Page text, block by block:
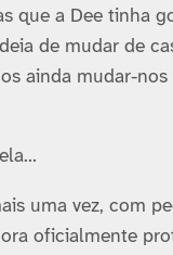
que a Dee tinha
de mudar de
ainda mudar-
uma vez, com
oficialmente